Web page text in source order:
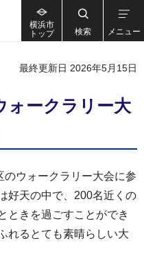
横浜市
トップ
検索 メニュー
最終更新日 2026年5月15日
ォークラリー大
ウォークラリー大会に参
好天の中で、200名近くの
ときを過ごすことができ
れるとても素晴らしい大